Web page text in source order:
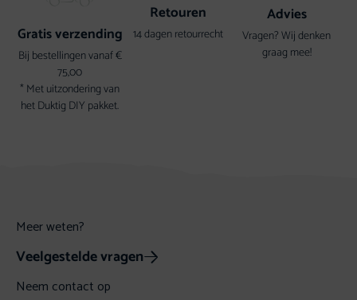
Gratis verzending
Bij bestellingen vanaf €
75,00
* Met uitzondering van
het Duktig DIY pakket.
Retouren
14 dagen retourrecht
Advies
Vragen? Wij denken
graag mee!
Meer weten?
Veelgestelde vragen
Neem contact op